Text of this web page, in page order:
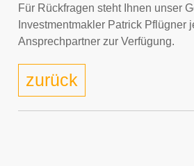
Für Rückfragen steht Ihnen unser
Investmentmakler Patrick Pflügner
Ansprechpartner zur Verfügung.
zurück